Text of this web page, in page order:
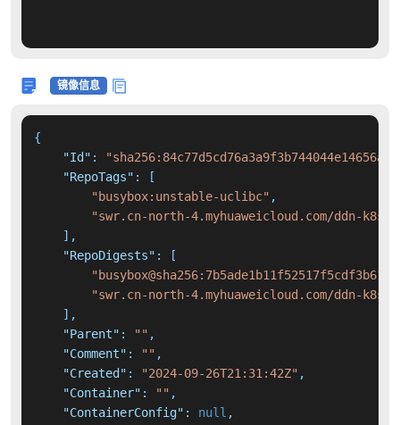
镜像信息
{
"Id" :
"RepoTags" :
[
"busybox:unstable-uclibc" ,
"swr.cn-north-4.myhuaweicloud.com/ddn-
] ,
"RepoDigests" :
[
"swr.cn-north-4.myhuaweicloud.com/ddn-k8s/
] ,
"Parent" : "" ,
"Comment" : "" ,
"Created" : "2024-09-26T21:31:42Z" ,
"Container" : "" ,
"ContainerConfig" : null ,